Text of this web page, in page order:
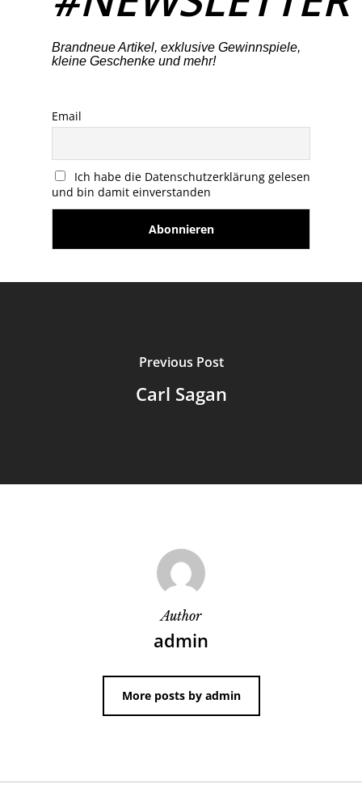
Brandneue Artikel, exklusive Gewinnspiele,
kleine Geschenke und mehr!
Email
Ich habe die Datenschutzerklärung gelesen
und bin damit einverstanden
Previous Post
Carl Sagan
Author
admin
More posts by admin